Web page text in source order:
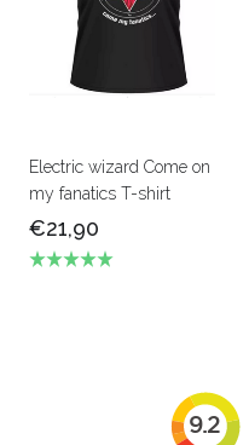
Electric wizard Come on
my fanatics T-shirt
€21,90